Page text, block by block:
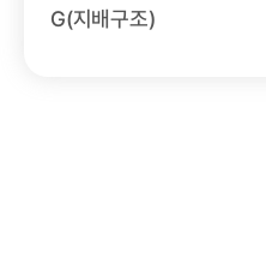
G(지배구조)